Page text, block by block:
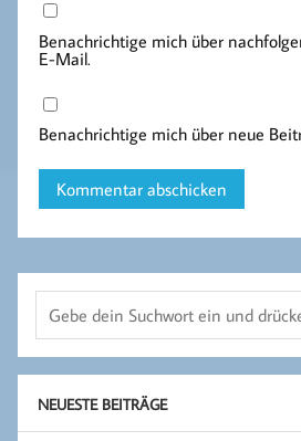
Benachrichtige mich über
E-Mail.
Benachrichtige mich über neue
NEUESTE BEITRÄGE